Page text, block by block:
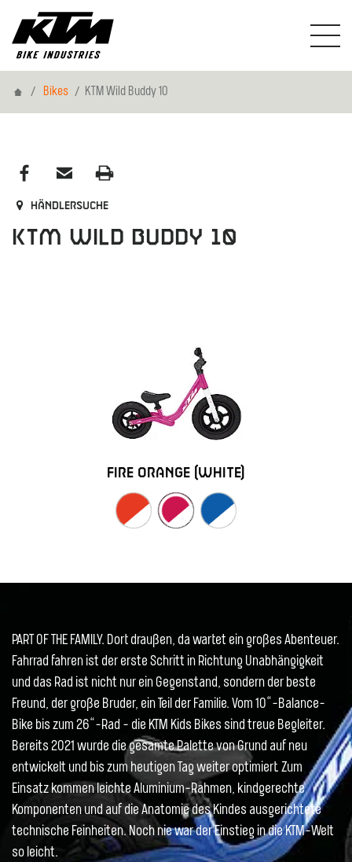
HomeBikes KTM Wild Buddy 10
Händlersuche
KTM Wild Buddy 10
fire orange (white)
PART OF THE FAMILY. Dort draußen, da wartet ein großes Abenteuer.
Fahrrad fahren ist der erste Schritt in Richtung Unabhängigkeit
und das Rad ist nicht nur ein Gegenstand, sondern der beste
Freund, der große Bruder, ein Teil der Familie. Vom 10“-Balance-
Bike bis zum 26“-Rad - die KTM Kids Bikes sind treue Begleiter.
Bereits 2021 wurde die gesamte Palette von Grund auf neu
entwickelt und bis zum heutigen Tag weiter optimiert. Zum
Einsatz kommen leichte Aluminium-Rahmen, kindgerechte
Komponenten und auf die Anatomie des Kindes ausgerichtete
technische Feinheiten. Noch nie war der Einstieg in die KTM-Welt
so leicht.